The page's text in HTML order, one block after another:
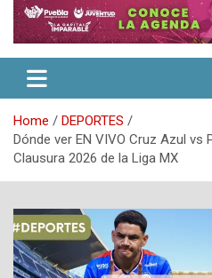
Home
DEPORTES
Dónde ver EN VIVO Cruz Azul vs
Clausura 2026 de la Liga MX